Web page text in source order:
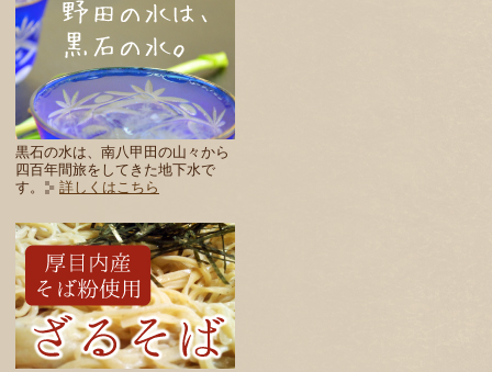
黒石の水は、南八甲田の山々から
四百年間旅をしてきた地下水で
す。
詳しくはこちら